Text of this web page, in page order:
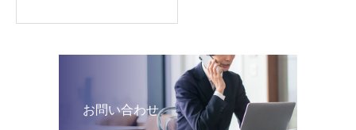
お問い合わせ